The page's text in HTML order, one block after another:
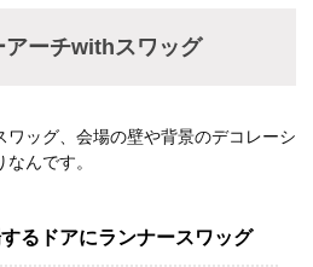
アーチwithスワッグ
ワッグ、会場の壁や背景のデコレーシ
んです。
るドアにランナースワッグ